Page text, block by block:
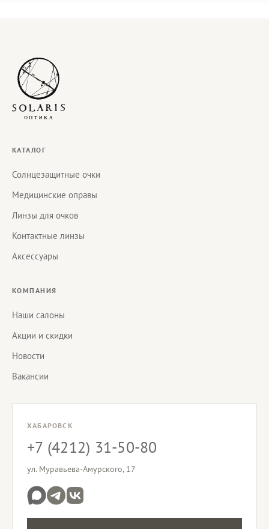
КАТАЛОГ
Солнцезащитные очки
Медицинские оправы
Линзы для очков
Контактные линзы
Аксессуары
КОМПАНИЯ
Наши салоны
Акции и скидки
Новости
Вакансии
ХАБАРОВСК
+7 (4212) 31-50-80
ул. Муравьева-Амурского, 17